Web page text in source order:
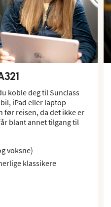
koble deg til Sunclass
iPad eller laptop –
før reisen, da det ikke er
blant annet tilgang til
voksne)
klassikere